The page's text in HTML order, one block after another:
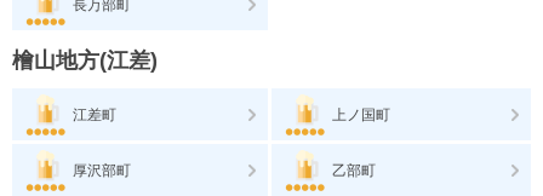
長万部町
檜山地方(江差)
江差町 上ノ国町
厚沢部町 乙部町